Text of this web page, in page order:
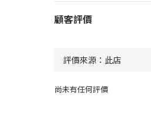
顧客評價
尚未有任何評價